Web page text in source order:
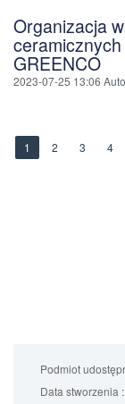
Organizacja
GREENCO
2023-07-25 13:06
1 2 3 4
Podmiot
Data stworzenia :